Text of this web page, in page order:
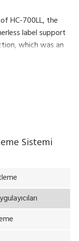
HC-700LL, the
label support
which was an
800LL is the
help resolve a
content per
labels due
Sistemi